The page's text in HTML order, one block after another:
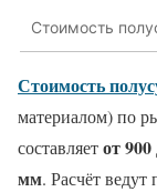
Стоимость
Стоимость
материалом) по
составляетот
мм. Расчёт